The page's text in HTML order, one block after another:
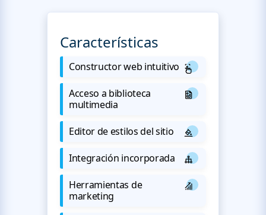
Características
Constructor web intuitivo
Acceso a biblioteca
multimedia
Editor de estilos del sitio
Integración incorporada
Herramientas de
marketing